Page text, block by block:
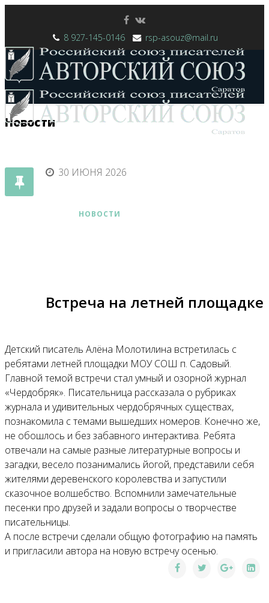
8 927-145-0146 rsp-asouz@mail.ru
НОВОСТИ
Новости
30 ИЮНЯ 2026
Встреча на летней площадке
Детский писатель Алёна Молотилина встретилась с
ребятами летней площадки МОУ СОШ п. Садовый.
Главной темой встречи стал умный и озорной журнал
«Чердобряк». Писательница рассказала о рубриках
журнала и удивительных чердобрячных существах,
познакомила с темами вышедших номеров. Конечно же,
не обошлось и без забавного интерактива. Ребята
отвечали на самые разные литературные вопросы и
загадки, весело позанимались йогой, представили себя
жителями деревенского королевства и запустили
сказочное волшебство. Вспомнили замечательные
песенки про друзей и задали вопросы о творчестве
писательницы.
А после встречи сделали общую фотографию на память
и пригласили автора на новую встречу осенью.